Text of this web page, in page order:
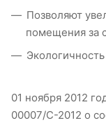
Позволяют
помещения за
01 ноября 2012
00007/С-2012 о